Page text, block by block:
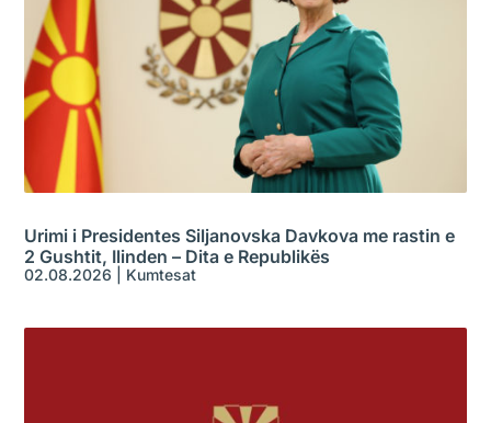
Urimi i Presidentes Siljanovska Davkova me rastin e
2 Gushtit, Ilinden – Dita e Republikës
02.08.2026 Kumtesat